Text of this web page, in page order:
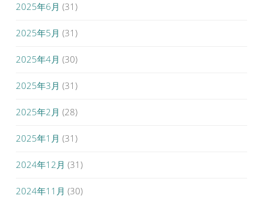
2025年6月 (31)
2025年5月 (31)
2025年4月 (30)
2025年3月 (31)
2025年2月 (28)
2025年1月 (31)
2024年12月 (31)
2024年11月 (30)